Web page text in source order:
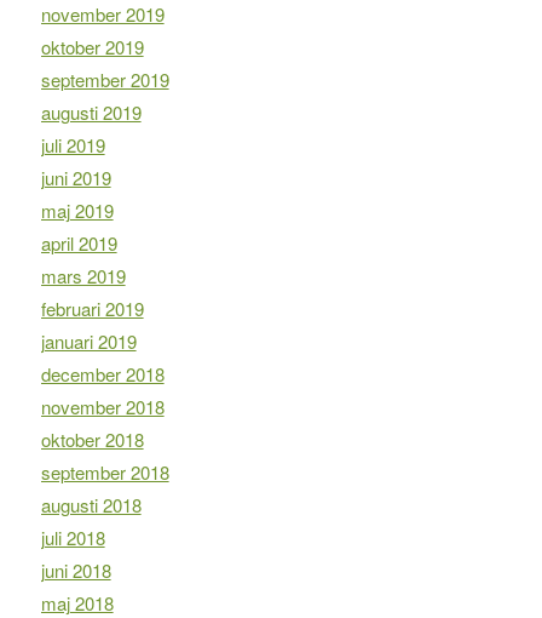
november 2019
oktober 2019
september 2019
augusti 2019
juli 2019
juni 2019
maj 2019
april 2019
mars 2019
februari 2019
januari 2019
december 2018
november 2018
oktober 2018
september 2018
augusti 2018
juli 2018
juni 2018
maj 2018